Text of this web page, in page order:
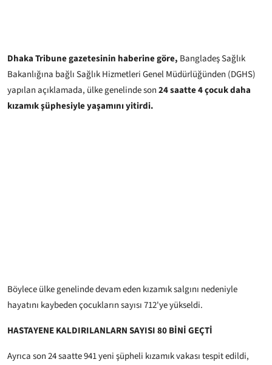
Dhaka Tribune gazetesinin haberine göre, Bangladeş Sağlık
Bakanlığına bağlı Sağlık Hizmetleri Genel Müdürlüğünden (DGHS)
yapılan açıklamada, ülke genelinde son24 saatte 4 çocuk daha
kızamık şüphesiyle yaşamını yitirdi.
Böylece ülke genelinde devam eden kızamık salgını nedeniyle
hayatını kaybeden çocukların sayısı 712'ye yükseldi.
HASTAYENE KALDIRILANLARN SAYISI 80 BİNİ GEÇTİ
Ayrıca son 24 saatte 941 yeni şüpheli kızamık vakası tespit edildi,